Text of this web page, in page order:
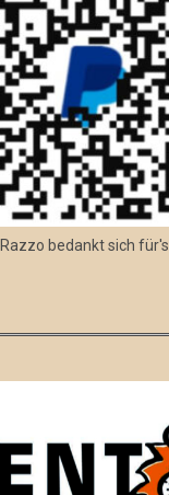
bedankt sich für's